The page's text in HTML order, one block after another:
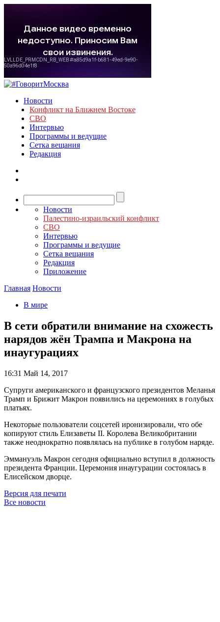
Новости
Конфликт на Ближнем Востоке
СВО
Интервью
Программы и ведущие
Сетка вещания
Редакция
Новости
Палестино-израильский конфликт
СВО
Интервью
Программы и ведущие
Сетка вещания
Редакция
Приложение
Главная Новости
В мире
В сети обратили внимание на схожесть
нарядов жён Трампа и Макрона на
инаугурациях
16:31 Май 14, 2017
Супруги американского и французского президентов Меланья
Трамп и Брижит Макрон появились на церемониях в голубых
платьях.
Некоторые пользователи соцсетей иронизировали, что обе
копируют стиль Елизаветы II. Королева Великобритании
также неоднократно появлялась на публике в голубом наряде.
Эммануэль Макрон сегодня официально вступил в должность
президента Франции. Церемония инаугурации состоялась в
Елисейском дворце.
Версия для печати
Все новости